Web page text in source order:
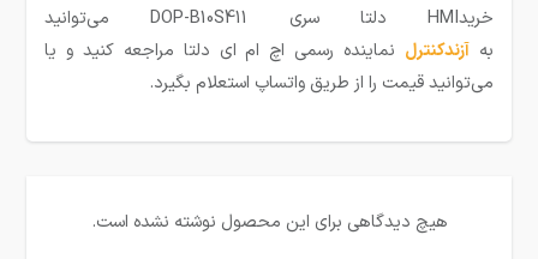
خریدHMI دلتا سری DOP-B10S411 می‌توانید
به آزندکنترل نماینده رسمی اچ ام ای دلتا مراجعه کنید و یا
می‌توانید قیمت را از طریق واتساپ استعلام بگیرد.
هیچ دیدگاهی برای این محصول نوشته نشده است.